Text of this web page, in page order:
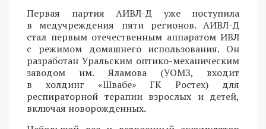
Первая партия АИВЛ-Д уже поступила
в медучреждения пяти регионов. АИВЛ-Д
стал первым отечественным аппаратом ИВЛ
с режимом домашнего использования. Он
разработан Уральским оптико-механическим
заводом им. Яламова (УОМЗ, входит
в холдинг «Швабе» ГК Ростех) для
респираторной терапии взрослых и детей,
включая новорожденных.